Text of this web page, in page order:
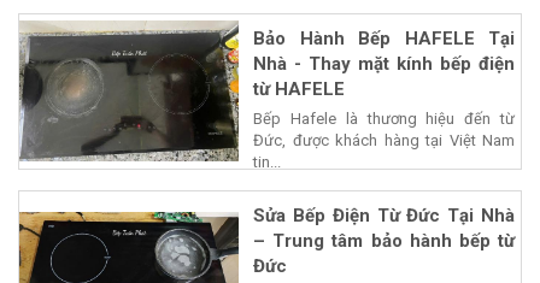
Bảo Hành Bếp HAFELE Tại
Nhà - Thay mặt kính bếp điện
từ HAFELE
Bếp Hafele là thương hiệu đến từ
Đức, được khách hàng tại Việt Nam
tin...
Sửa Bếp Điện Từ Đức Tại Nhà
– Trung tâm bảo hành bếp từ
Đức